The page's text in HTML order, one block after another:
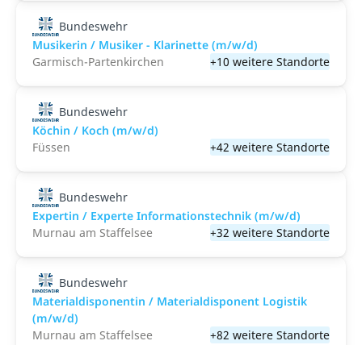
Bundeswehr
Musikerin / Musiker - Klarinette (m/w/d)
Garmisch-Partenkirchen
+10 weitere Standorte
Bundeswehr
Köchin / Koch (m/w/d)
Füssen
+42 weitere Standorte
Bundeswehr
Expertin / Experte Informationstechnik (m/w/d)
Murnau am Staffelsee
+32 weitere Standorte
Bundeswehr
Materialdisponentin / Materialdisponent Logistik
(m/w/d)
Murnau am Staffelsee
+82 weitere Standorte